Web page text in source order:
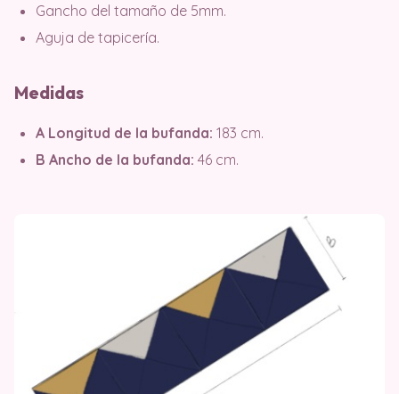
Gancho del tamaño de 5mm.
Aguja de tapicería.
Medidas
A Longitud de la bufanda: 183 cm.
B Ancho de la bufanda: 46 cm.